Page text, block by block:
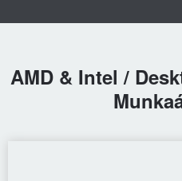
AMD & Intel /